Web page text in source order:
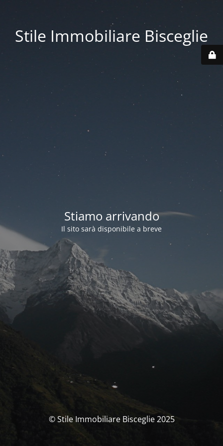
Stile Immobiliare Bisceglie
Stiamo arrivando
Il sito sarà disponibile a breve
© Stile Immobiliare Bisceglie 2025